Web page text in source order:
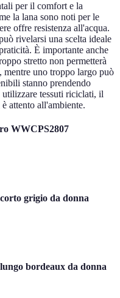
per il comfort e la
la lana sono noti per le
offre resistenza all'acqua.
rivelarsi una scelta ideale
È importante anche
stretto non permetterà
mentre uno troppo largo può
stanno prendendo
tessuti riciclati, il
attento all'ambiente.
WWCPS2807
grigio da donna
bordeaux da donna